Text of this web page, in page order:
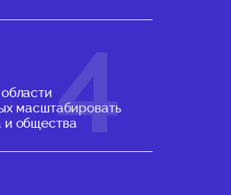
масштабировать
и общества